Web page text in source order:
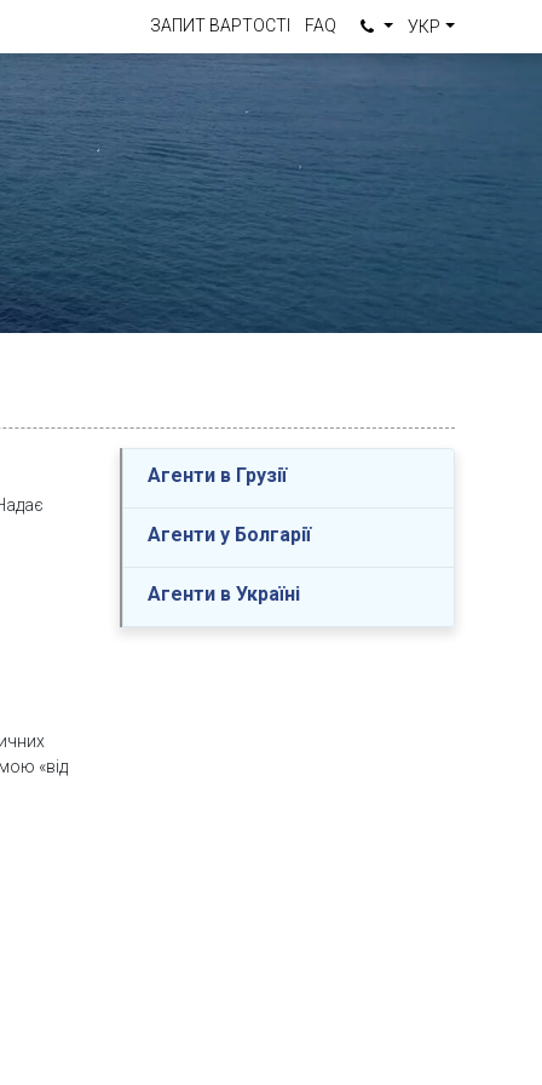
ЗАПИТ ВАРТОСТІ FAQ УКР
«від
Агенти в Грузії
Агенти у Болгарії
Агенти в Україні